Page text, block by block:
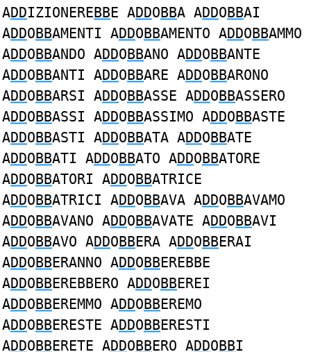
ADDIZIONEREBBE ADDOBBA ADDOBBAI
ADDOBBAMENTI ADDOBBAMENTO ADDOBBAMMO
ADDOBBANDO ADDOBBANO ADDOBBANTE
ADDOBBANTI ADDOBBARE ADDOBBARONO
ADDOBBARSI ADDOBBASSE ADDOBBASSERO
ADDOBBASSI ADDOBBASSIMO ADDOBBASTE
ADDOBBASTI ADDOBBATA ADDOBBATE
ADDOBBATI ADDOBBATO ADDOBBATORE
ADDOBBATORI ADDOBBATRICE
ADDOBBATRICI ADDOBBAVA ADDOBBAVAMO
ADDOBBAVANO ADDOBBAVATE ADDOBBAVI
ADDOBBAVO ADDOBBERA ADDOBBERAI
ADDOBBERANNO ADDOBBEREBBE
ADDOBBEREBBERO ADDOBBEREI
ADDOBBEREMMO ADDOBBEREMO
ADDOBBERESTE ADDOBBERESTI
ADDOBBERETE ADDOBBERO ADDOBBI